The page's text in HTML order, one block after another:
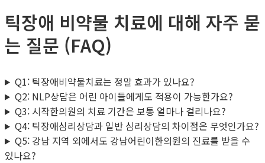
틱장애 비약물 치료에 대해 자주 묻
는 질문 (FAQ)
Q1: 틱장애비약물치료는 정말 효과가 있나요?
Q2: NLP상담은 어린 아이들에게도 적용이 가능한가요?
Q3: 시작한의원의 치료 기간은 보통 얼마나 걸리나요?
Q4: 틱장애심리상담과 일반 심리상담의 차이점은 무엇인가요?
Q5: 강남 지역 외에서도 강남어린이한의원의 진료를 받을 수
있나요?